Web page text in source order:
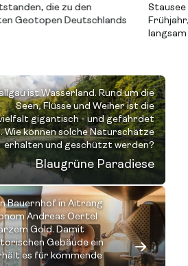
die zu den
Geotopen Deutschlands
Stausee
ist Wasserland. Rund um die
Seen, Flüsse und Weiher ist die
gigantisch - und gefährdet
Wie können solche Naturschätze
erhalten und geschützt werden?
Blaugrüne Paradiese
Bauernhof in Aitrang
Andreas Oertel
Gold. Damit
Gebäude ein
es für kommende